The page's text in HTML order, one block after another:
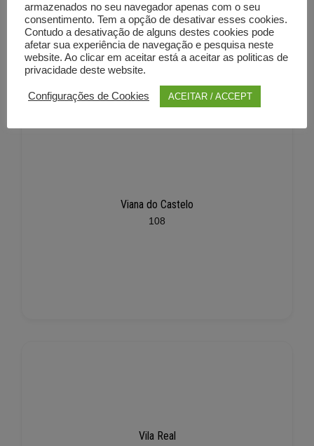
Viana do Castelo
108
Vila Real
armazenados no seu navegador apenas com o seu
consentimento. Tem a opção de desativar esses cookies.
Contudo a desativação de alguns destes cookies pode
afetar sua experiência de navegação e pesquisa neste
website. Ao clicar em aceitar está a aceitar as politicas de
privacidade deste website.
Configurações de Cookies ACEITAR / ACCEPT